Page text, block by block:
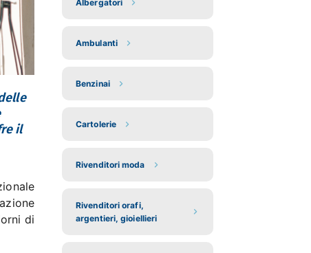
il
di
Albergatori
Ambulanti
Benzinai
Cartolerie
Rivenditori moda
Rivenditori orafi,
argentieri, gioiellieri